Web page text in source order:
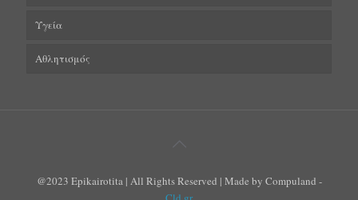
Υγεία
Αθλητισμός
@2023 Epikairotita | All Rights Reserved | Made by Compuland -